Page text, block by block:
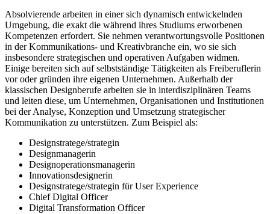
Absolvierende arbeiten in einer sich dynamisch entwickelnden
Umgebung, die exakt die während ihres Studiums erworbenen
Kompetenzen erfordert. Sie nehmen verantwortungsvolle Positionen
in der Kommunikations- und Kreativbranche ein, wo sie sich
insbesondere strategischen und operativen Aufgaben widmen.
Einige bereiten sich auf selbstständige Tätigkeiten als Freiberuflerin
vor oder gründen ihre eigenen Unternehmen. Außerhalb der
klassischen Designberufe arbeiten sie in interdisziplinären Teams
und leiten diese, um Unternehmen, Organisationen und Institutionen
bei der Analyse, Konzeption und Umsetzung strategischer
Kommunikation zu unterstützen. Zum Beispiel als:
Designstratege/strategin
Designmanagerin
Designoperationsmanagerin
Innovationsdesignerin
Designstratege/strategin für User Experience
Chief Digital Officer
Digital Transformation Officer